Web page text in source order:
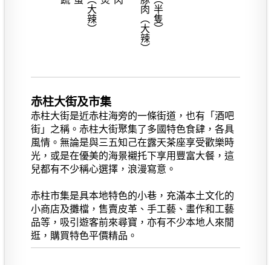
赤柱大街及市集
赤柱大街是近赤柱海旁的一條街道，也有「酒吧
街」之稱。赤柱大街聚集了多國特色食肆，各具
風情。無論是與三五知己在露天茶座享受歡樂時
光，或是在優美的海景襯托下享用豐富大餐，這
兒都有不少稱心選擇，浪漫寫意。
赤柱市集是具本地特色的小巷，充滿本土文化的
小商店及攤檔，售賣皮革、手工藝、畫作和工藝
品等，吸引遊客前來尋寶，亦有不少本地人來閒
逛，購買特色平價精品。